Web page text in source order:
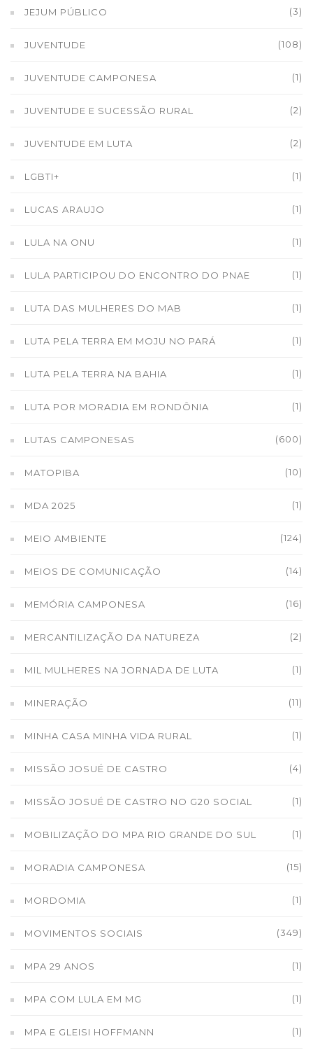
JEJUM PÚBLICO (3)
JUVENTUDE (108)
JUVENTUDE CAMPONESA (1)
JUVENTUDE E SUCESSÃO RURAL (2)
JUVENTUDE EM LUTA (2)
LGBTI+ (1)
LUCAS ARAUJO (1)
LULA NA ONU (1)
LULA PARTICIPOU DO ENCONTRO DO PNAE (1)
LUTA DAS MULHERES DO MAB (1)
LUTA PELA TERRA EM MOJU NO PARÁ (1)
LUTA PELA TERRA NA BAHIA (1)
LUTA POR MORADIA EM RONDÔNIA (1)
LUTAS CAMPONESAS (600)
MATOPIBA (10)
MDA 2025 (1)
MEIO AMBIENTE (124)
MEIOS DE COMUNICAÇÃO (14)
MEMÓRIA CAMPONESA (16)
MERCANTILIZAÇÃO DA NATUREZA (2)
MIL MULHERES NA JORNADA DE LUTA (1)
MINERAÇÃO (11)
MINHA CASA MINHA VIDA RURAL (1)
MISSÃO JOSUÉ DE CASTRO (4)
MISSÃO JOSUÉ DE CASTRO NO G20 SOCIAL (1)
MOBILIZAÇÃO DO MPA RIO GRANDE DO SUL (1)
MORADIA CAMPONESA (15)
MORDOMIA (1)
MOVIMENTOS SOCIAIS (349)
MPA 29 ANOS (1)
MPA COM LULA EM MG (1)
MPA E GLEISI HOFFMANN (1)